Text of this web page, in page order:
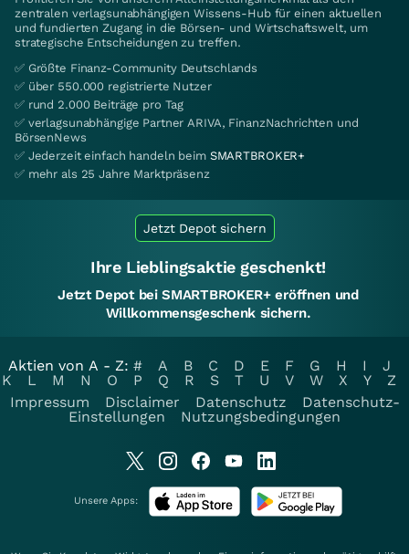
zentralen verlagsunabhängigen Wissens-Hub für einen aktuellen
und fundierten Zugang in die Börsen- und Wirtschaftswelt, um
strategische Entscheidungen zu treffen.
✅ Größte Finanz-Community Deutschlands
✅ über 550.000 registrierte Nutzer
✅ rund 2.000 Beiträge pro Tag
✅ verlagsunabhängige Partner ARIVA, FinanzNachrichten und
BörsenNews
✅ Jederzeit einfach handeln beim SMARTBROKER+
✅ mehr als 25 Jahre Marktpräsenz
Jetzt Depot sichern
Ihre Lieblingsaktie geschenkt!
Jetzt Depot bei SMARTBROKER+ eröffnen und
Willkommensgeschenk sichern.
Aktien von A - Z: # A B C D E F G H I
J
K
L M N O P Q R S T U V W X Y
Z
Impressum
Disclaimer Datenschutz
Datenschutz-
Einstellungen
Nutzungsbedingungen
Unsere Apps: